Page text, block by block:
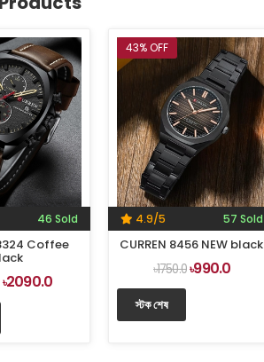
46 Sold
Coffee
৳2090.0
43% OFF
4.9/5 57 Sold
CURREN 8456 NEW black
৳1750.0৳990.0
স্টক শেষ